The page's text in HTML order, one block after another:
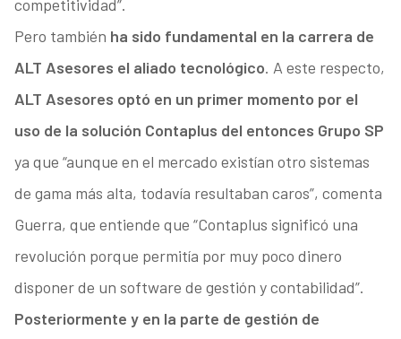
competitividad”.
Pero también ha sido fundamental en la carrera de
ALT Asesores el aliado tecnológico. A este respecto,
ALT Asesores optó en un primer momento por el
uso de la solución Contaplus del entonces Grupo SP
ya que “aunque en el mercado existían otro sistemas
de gama más alta, todavía resultaban caros”, comenta
Guerra, que entiende que “Contaplus significó una
revolución porque permitía por muy poco dinero
disponer de un software de gestión y contabilidad”.
Posteriormente y en la parte de gestión de